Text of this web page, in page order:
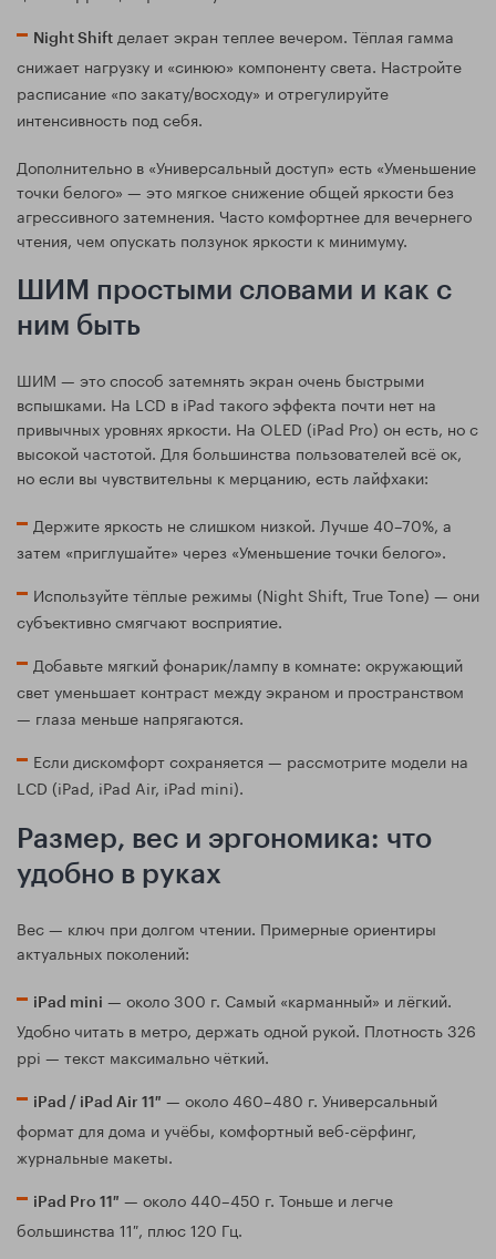
Night Shift делает экран теплее вечером. Тёплая гамма
снижает нагрузку и «синюю» компоненту света. Настройте
расписание «по закату/восходу» и отрегулируйте
интенсивность под себя.
Дополнительно в «Универсальный доступ» есть «Уменьшение
точки белого» — это мягкое снижение общей яркости без
агрессивного затемнения. Часто комфортнее для вечернего
чтения, чем опускать ползунок яркости к минимуму.
ШИМ простыми словами и как с
ним быть
ШИМ — это способ затемнять экран очень быстрыми
вспышками. На LCD в iPad такого эффекта почти нет на
привычных уровнях яркости. На OLED (iPad Pro) он есть, но с
высокой частотой. Для большинства пользователей всё ок,
но если вы чувствительны к мерцанию, есть лайфхаки:
Держите яркость не слишком низкой. Лучше 40–70%, а
затем «приглушайте» через «Уменьшение точки белого».
Используйте тёплые режимы (Night Shift, True Tone) — они
субъективно смягчают восприятие.
Добавьте мягкий фонарик/лампу в комнате: окружающий
свет уменьшает контраст между экраном и пространством
— глаза меньше напрягаются.
Если дискомфорт сохраняется — рассмотрите модели на
LCD (iPad, iPad Air, iPad mini).
Размер, вес и эргономика: что
удобно в руках
Вес — ключ при долгом чтении. Примерные ориентиры
актуальных поколений:
iPad mini — около 300 г. Самый «карманный» и лёгкий.
Удобно читать в метро, держать одной рукой. Плотность 326
ppi — текст максимально чёткий.
iPad / iPad Air 11″ — около 460–480 г. Универсальный
формат для дома и учёбы, комфортный веб-сёрфинг,
журнальные макеты.
iPad Pro 11″ — около 440–450 г. Тоньше и легче
большинства 11″, плюс 120 Гц.